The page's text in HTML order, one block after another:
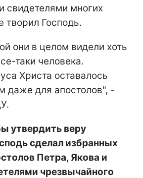
свидетелями многих
творил Господь.
они в целом видели хоть
таки человека.
Христа оставалось
даже для апостолов", -
утвердить веру
сделал избранных
Петра, Якова и
чрезвычайного